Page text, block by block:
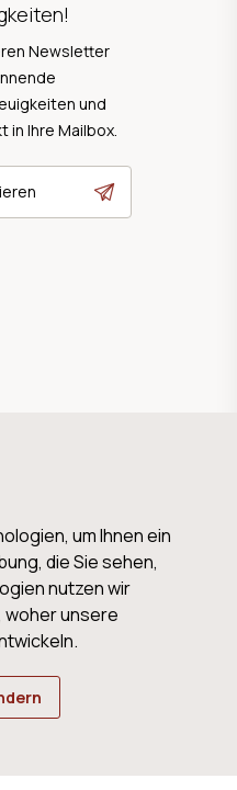
um Ihnen ein
die Sie sehen,
nutzen wir
woher unsere
Newsletter
und
Ihre Mailbox.
Cookies